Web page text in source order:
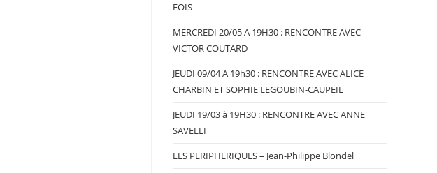
FOÏS
MERCREDI 20/05 A 19H30 : RENCONTRE AVEC
VICTOR COUTARD
JEUDI 09/04 A 19h30 : RENCONTRE AVEC ALICE
CHARBIN ET SOPHIE LEGOUBIN-CAUPEIL
JEUDI 19/03 à 19H30 : RENCONTRE AVEC ANNE
SAVELLI
LES PERIPHERIQUES – Jean-Philippe Blondel